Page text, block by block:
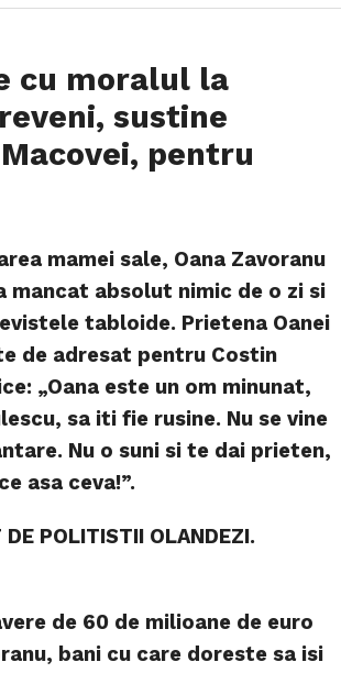
cu moralul la
sustine
pentru
mamei sale, Oana Zavoranu
mancat absolut nimic de o zi si
tabloide. Prietena Oanei
de adresat pentru Costin
„Oana este un om minunat,
sa iti fie rusine. Nu se vine
Nu o suni si te dai prieten,
asa ceva!”.
POLITISTII OLANDEZI.
de 60 de milioane de euro
bani cu care doreste sa isi